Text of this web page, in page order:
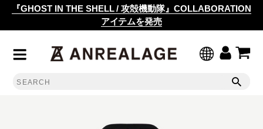
『GHOST IN THE SHELL / 攻殻機動隊』COLLABORATION
アイテムを発売